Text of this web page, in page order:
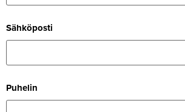
Säh­kö­posti
Puhelin